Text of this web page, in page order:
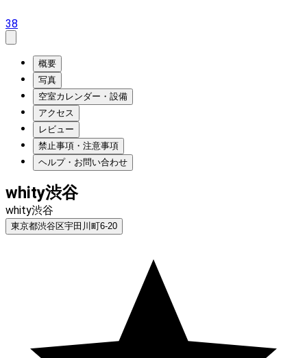
38
概要
写真
空室カレンダー・設備
アクセス
レビュー
禁止事項・注意事項
ヘルプ・お問い合わせ
whity渋谷
whity渋谷
東京都渋谷区宇田川町6-20